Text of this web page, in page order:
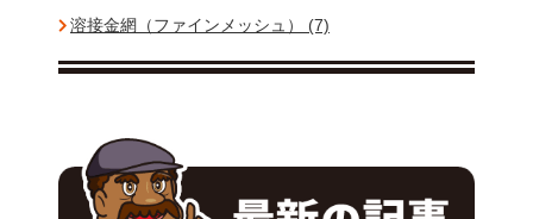
溶接金網（ファインメッシュ） (7)